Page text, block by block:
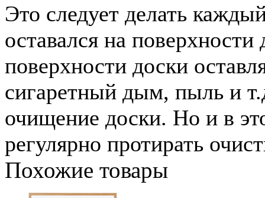
Это следует делать
оставался на
поверхности доски
сигаретный дым, пыль и
очищение доски. Но и в
регулярно протирать
Похожие товары